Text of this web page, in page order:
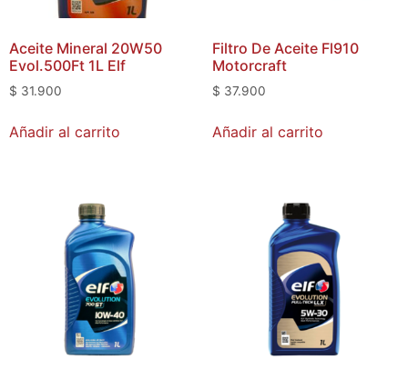
Aceite Mineral 20W50
Evol.500Ft 1L Elf
$ 31.900
Añadir al carrito
Filtro De Aceite Fl910
Motorcraft
$ 37.900
Añadir al carrito